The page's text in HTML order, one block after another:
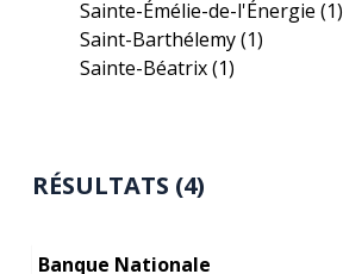
Sainte-Émélie-de-l'Énergie(1)
Saint-Barthélemy(1)
Sainte-Béatrix(1)
RÉSULTATS (4)
Banque Nationale